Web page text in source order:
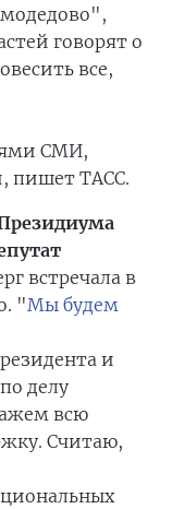
говорят о
все,
СМИ,
пишет ТАСС.
встречала в
"Мы будем
и
делу
всю
Считаю,